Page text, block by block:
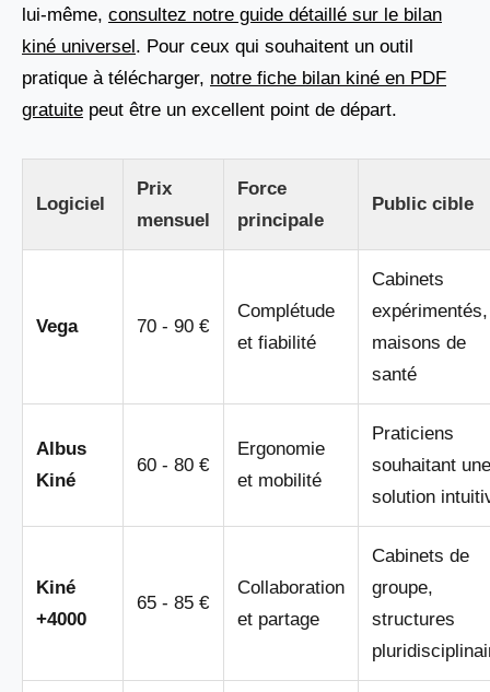
lui-même, consultez notre guide détaillé sur le bilan
kiné universel . Pour ceux qui souhaitent un outil
pratique à télécharger, notre fiche bilan kiné en PDF
gratuite peut être un excellent point de départ.
Logiciel
Prix
mensuel
Force
principale
Public cible
Vega 70 - 90 €
Complétude
et fiabilité
Cabinets
expérimentés,
maisons de
santé
Albus
Kiné
60 - 80 €
Ergonomie
et mobilité
Praticiens
souhaitant une
solution
Kiné
+4000
65 - 85 €
Collaboration
et partage
Cabinets de
groupe,
structures